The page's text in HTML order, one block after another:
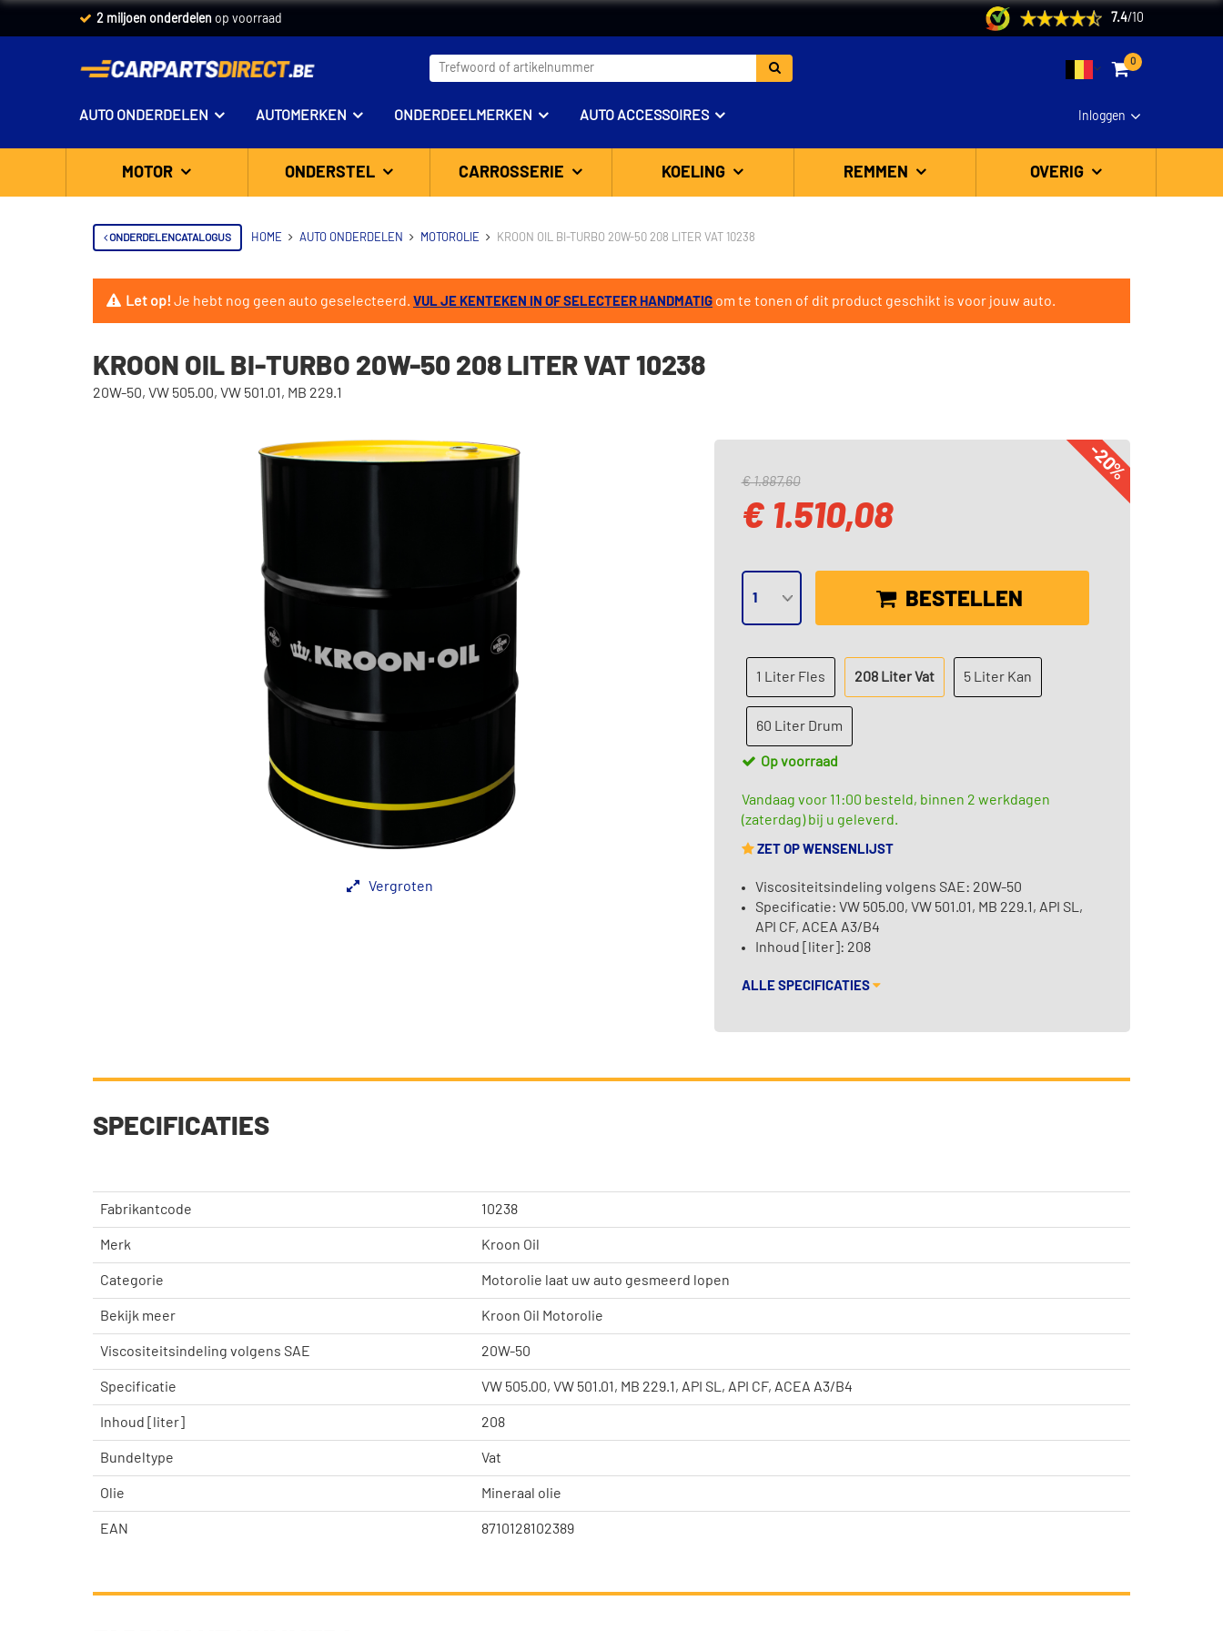
2 miljoen onderdelen op voorraad 7.4/ 10
0
Inloggen
AUTO ONDERDELEN AUTOMERKEN ONDERDEELMERKEN AUTO ACCESSOIRES
MOTOR ONDERSTEL CARROSSERIE KOELING REMMEN OVERIG
ONDERDELENCATALOGUS HOME AUTO ONDERDELEN MOTOROLIE KROON OIL BI-TURBO 20W-50 208 LITER VAT 10238
Let op!Je hebt nog geen auto geselecteerd. VUL JE KENTEKEN IN OF SELECTEER HANDMATIG om te tonen of dit product geschikt is voor jouw auto.
KROON OIL BI-TURBO 20W-50 208 LITER VAT 10238
20W-50, VW 505.00, VW 501.01, MB 229.1
Vergroten
-20%
€ 1.887,60
€ 1.510,08
BESTELLEN
1 Liter Fles 208 Liter Vat 5 Liter Kan
60 Liter Drum
Op voorraad
Vandaag voor 11:00 besteld, binnen 2 werkdagen
(zaterdag) bij u geleverd.
ZET OP WENSENLIJST
Viscositeitsindeling volgens SAE: 20W-50
Specificatie: VW 505.00, VW 501.01, MB 229.1, API SL,
API CF, ACEA A3/B4
Inhoud [liter]: 208
ALLE SPECIFICATIES
SPECIFICATIES
Fabrikantcode 10238
Merk Kroon Oil
Categorie Motorolie laat uw auto gesmeerd lopen
Bekijk meer Kroon Oil Motorolie
Viscositeitsindeling volgens SAE 20W-50
Specificatie VW 505.00, VW 501.01, MB 229.1, API SL, API CF, ACEA A3/B4
Inhoud [liter] 208
Bundeltype Vat
Olie Mineraal olie
EAN 8710128102389